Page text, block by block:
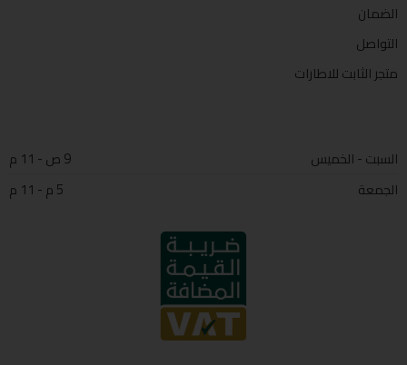
الضمان
التواصل
متجر الثابت للاطارات
السبت - الخميس
9 ص - 11 م
الجمعة
5 م - 11 م